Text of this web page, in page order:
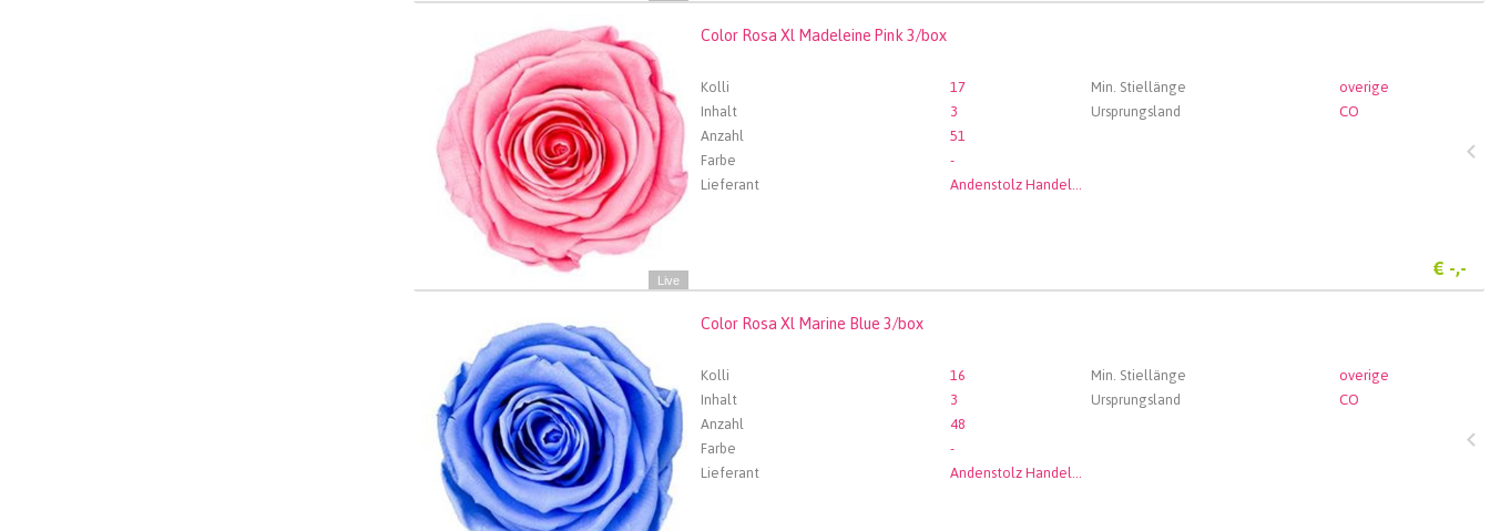
Live
Color Rosa Xl Madeleine Pink 3/box
Kolli 17 Min. Stiellänge
overige
Inhalt
3 Ursprungsland
CO
Anzahl
51
Farbe
-
Lieferant
Andenstolz Handel GmbH
€ -,-
Color Rosa Xl Madeleine Pink 3/box
Wählen Sie zuerst ein Abfartdatum.
Color Rosa Xl Marine Blue 3/box
Kolli 16 Min. Stiellänge
overige
Inhalt
3 Ursprungsland
CO
Anzahl
48
Farbe
-
Lieferant
Andenstolz Handel GmbH
Color Rosa Xl Marine Blue 3/box
Wählen Sie zuerst ein Abfartdatum.